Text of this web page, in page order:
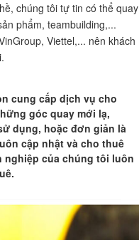
chúng tôi tự tin có thể quay
phẩm, teambuilding,...
Viettel,... nên khách
cung cấp dịch vụ cho
góc quay mới lạ,
dụng, hoặc đơn giản là
cập nhật và cho thuê
của chúng tôi luôn